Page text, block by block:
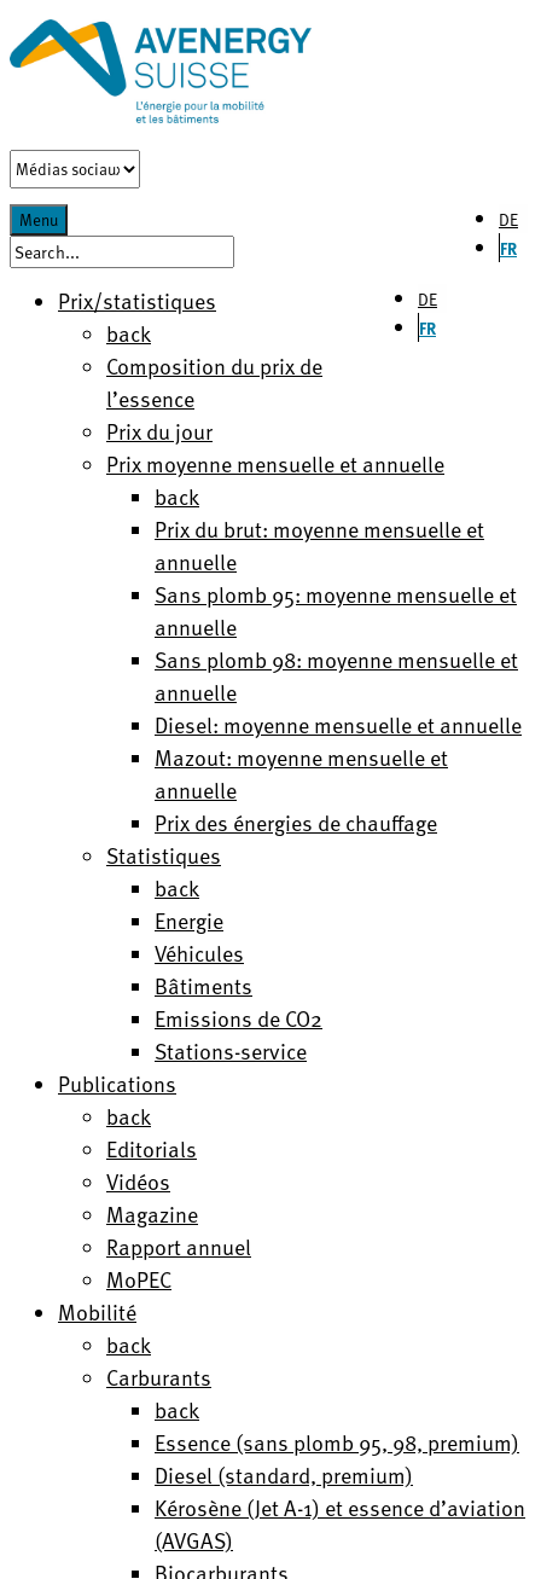
DE
FR
Menu
DE
FR
Prix/statistiques
back
Composition du prix de
l’essence
Prix du jour
Prix moyenne mensuelle et annuelle
back
Prix du brut: moyenne mensuelle et
annuelle
Sans plomb 95: moyenne mensuelle et
annuelle
Sans plomb 98: moyenne mensuelle et
annuelle
Diesel: moyenne mensuelle et annuelle
Mazout: moyenne mensuelle et
annuelle
Prix des énergies de chauffage
Statistiques
back
Energie
Véhicules
Bâtiments
Emissions de CO2
Stations-service
Publications
back
Editorials
Vidéos
Magazine
Rapport annuel
MoPEC
Mobilité
back
Carburants
back
Essence (sans plomb 95, 98, premium)
Diesel (standard, premium)
Kérosène (Jet A-1) et essence d’aviation
(AVGAS)
Biocarburants